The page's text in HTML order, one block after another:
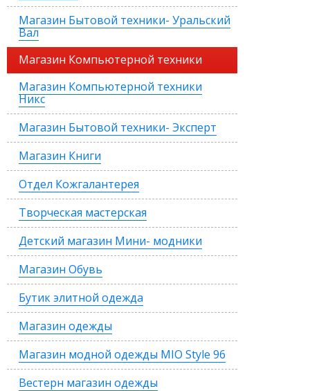
Магазин Бытовой техники- Уральский
Вал
Магазин Компьютерной техники
Магазин Компьютерной техники
Никс
Магазин Бытовой техники- Эксперт
Магазин Книги
Отдел Кожгалантерея
Творческая мастерская
Детский магазин Мини- модники
Магазин Обувь
Бутик элитной одежда
Магазин одежды
Магазин модной одежды MIO Style 96
Вестерн магазин одежды